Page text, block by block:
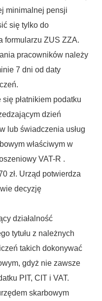
minimalnej pensji
się tylko do
formularzu ZUS ZZA.
pracowników należy
7 dni od daty
płatnikiem podatku
dzień
lub świadczenia usług
właściwym w
VAT-R .
zł. Urząd potwierdza
decyzję
działalność
tytułu z należnych
takich dokonywać
gdyż nie zawsze
PIT, CIT i VAT.
skarbowym